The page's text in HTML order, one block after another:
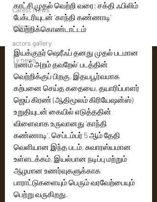
Latest News
videos
actors gallery
Tv news
காட்சி முதல் வெற்றி வரை: சக்தி ஃபிலிம்
பேக்டரியுடன் ‘காந்தி கண்ணாடி’
வெற்றிக்கொண்டாட்டம்
இயக்குநர் ஷெரீஃப் தனது முதல் படமான
‘ரணம் அறம் தவறேல்’ படத்தின்
வெற்றிக்குப் பிறகு, இதயபூர்வமாக
கற்பனை செய்த கதையை, தயாரிப்பாளர்
ஜெய் கிரண் (ஆதிமூலம் கிரியேஷன்ஸ்)
உறுதியுடன் கையில் எடுத்ததின்
விளைவாக உருவானது ‘காந்தி
கண்ணாடி’. செப்டம்பர் 5 ஆம் தேதி
வெளியான இந்த படம், சுவாரஸ்யமான
உள்ளடக்கம், இயல்பான நடிப்பு மற்றும்
ஆழமான உணர்வுகளுக்காக
பாராட்டுகளையும் பெரும் வரவேற்பையும்
பெற்று வருகிறது.